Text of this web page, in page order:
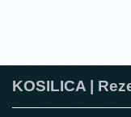
KOSILICA |